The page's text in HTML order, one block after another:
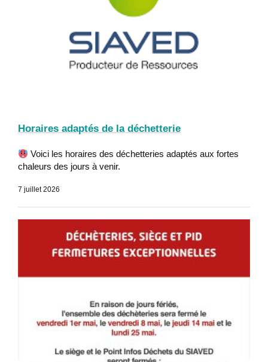
Horaires adaptés de la déchetterie
Voici les horaires des déchetteries adaptés aux fortes
chaleurs des jours à venir.
7 juillet 2026